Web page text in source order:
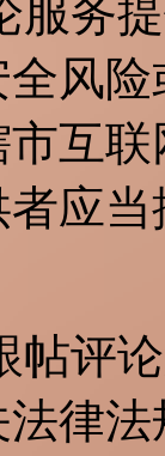
服务
风
互
应
帖评
律